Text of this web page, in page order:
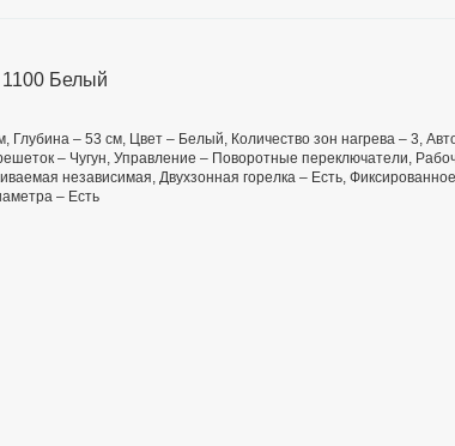
Белый
– 53 см, Цвет – Белый, Количество зон нагрева – 3,
– Чугун, Управление – Поворотные переключатели,
независимая, Двухзонная горелка – Есть,
– Есть